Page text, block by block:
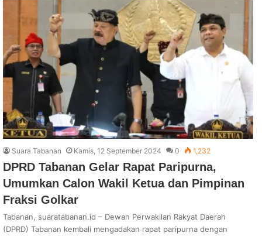
Suara Tabanan Kamis, 12 September 2024 0 1,232
DPRD Tabanan Gelar Rapat Paripurna,
Umumkan Calon Wakil Ketua dan Pimpinan
Fraksi Golkar
Tabanan, suaratabanan.id – Dewan Perwakilan Rakyat Daerah
(DPRD) Tabanan kembali mengadakan rapat paripurna dengan